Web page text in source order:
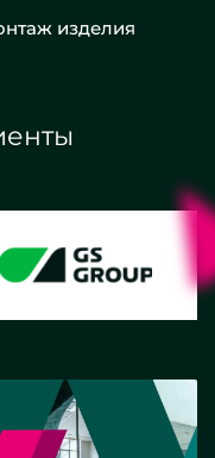
изделия